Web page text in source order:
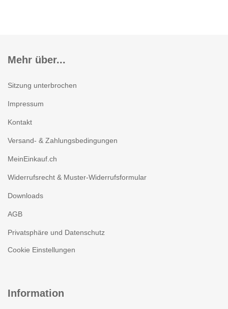
Mehr über...
Sitzung unterbrochen
Impressum
Kontakt
Versand- & Zahlungsbedingungen
MeinEinkauf.ch
Widerrufsrecht & Muster-Widerrufsformular
Downloads
AGB
Privatsphäre und Datenschutz
Cookie Einstellungen
Information